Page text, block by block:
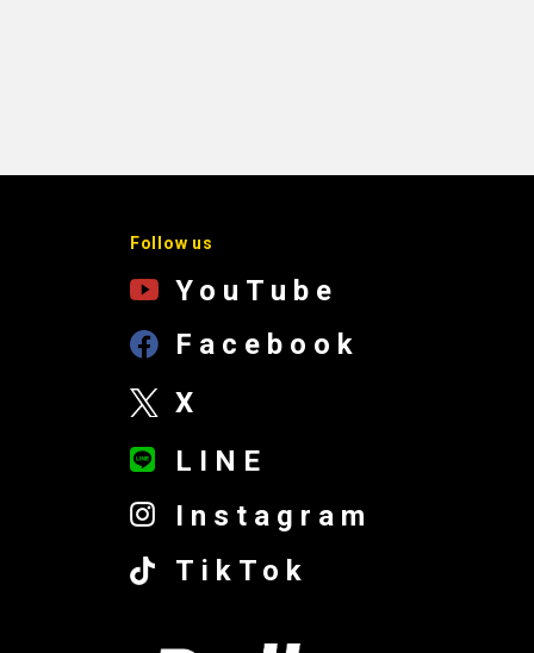
Follow us
YouTube
Facebook
X
LINE
Instagram
TikTok